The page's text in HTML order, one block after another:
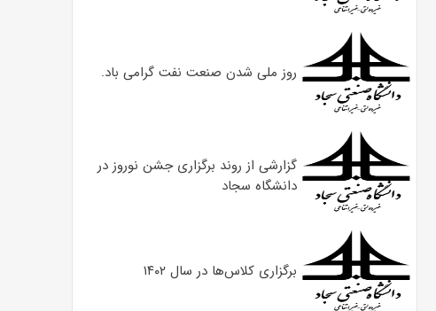
روز ملی شدن صنعت نفت گرامی باد.
گزارشی از روند برگزاری جشن نوروز در
دانشگاه سجاد
برگزاری کلاس‌ها در سال ۱۴۰۲